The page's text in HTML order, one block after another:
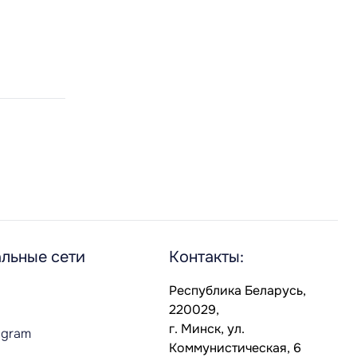
сети Контакты:
Республика Беларусь,
220029,
г. Минск, ул.
Коммунистическая, 6